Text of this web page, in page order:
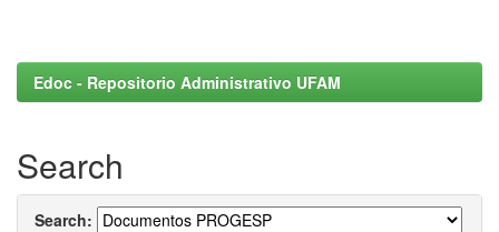
Edoc - Repositorio Administrativo UFAM
Search
Search: